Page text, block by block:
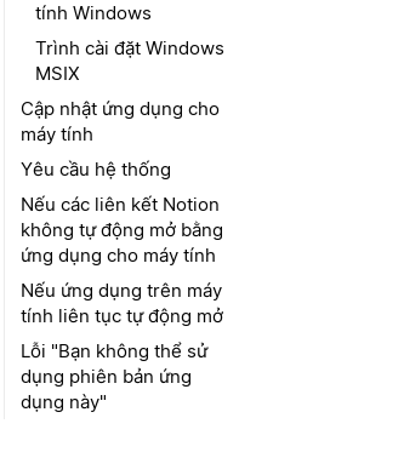
tính Windows
Trình cài đặt Windows
MSIX
Cập nhật ứng dụng cho
máy tính
Yêu cầu hệ thống
Nếu các liên kết Notion
không tự động mở bằng
ứng dụng cho máy tính
Nếu ứng dụng trên máy
tính liên tục tự động mở
Lỗi "Bạn không thể sử
dụng phiên bản ứng
dụng này"